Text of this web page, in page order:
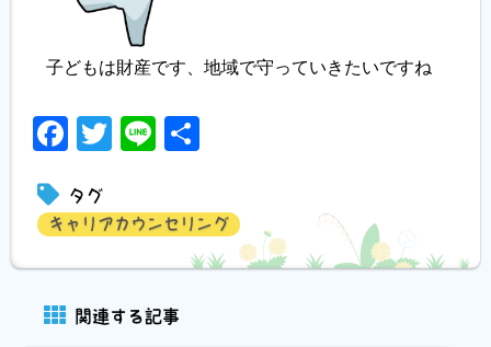
子どもは財産です、地域で守っていきたいですね
Facebook
Twitter
Line
タグ
キャリアカウンセリング
関連する記事